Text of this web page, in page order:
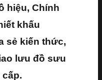
hiệu, Chính
khấu
sẻ kiến thức,
lưu đồ sưu
cấp.